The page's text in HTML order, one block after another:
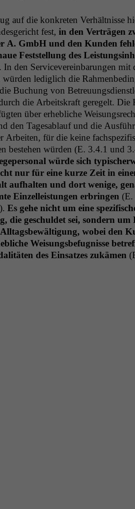
auf die konkreten Ver­hält­nisse
fest, in den Verträ­gen
A. GmbH und den Kun­den
Fest­stel­lung des
In den Ser­vicev­ere­in­barun­gen mit
wür­den lediglich die
Buchung von
die Arbeit­skraft geregelt.
über erhe­bliche
den Tagesablauf und die
Arbeit­en, für die keine
beste­hen wür­den (E. 3.4.1 und
würde sich
nur für eine kurze Zeit in
aufhal­ten und dort wenige,
Einzelleis­tun­gen erbrin­gen (E.
Es gehe nicht um eine
die geschuldet sei, son­dern um
wobei den
Weisungs­befug­nisse
des Ein­satzes zukä­men